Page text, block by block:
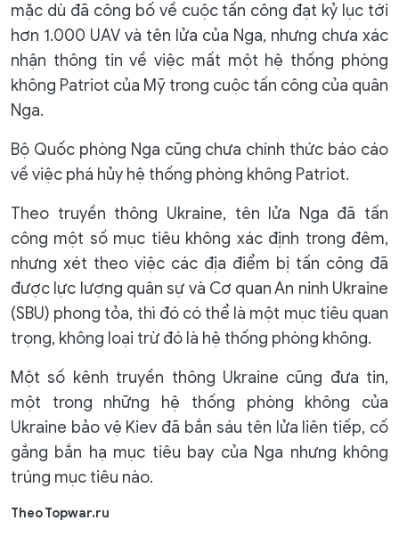
mặc dù đã công bố về cuộc tấn công đạt kỷ lục tới
hơn 1.000 UAV và tên lửa của Nga, nhưng chưa xác
nhận thông tin về việc mất một hệ thống phòng
không Patriot của Mỹ trong cuộc tấn công của quân
Nga.
Bộ Quốc phòng Nga cũng chưa chính thức báo cáo
về việc phá hủy hệ thống phòng không Patriot.
Theo truyền thông Ukraine, tên lửa Nga đã tấn
công một số mục tiêu không xác định trong đêm,
nhưng xét theo việc các địa điểm bị tấn công đã
được lực lượng quân sự và Cơ quan An ninh Ukraine
(SBU) phong tỏa, thì đó có thể là một mục tiêu quan
trọng, không loại trừ đó là hệ thống phòng không.
Một số kênh truyền thông Ukraine cũng đưa tin,
một trong những hệ thống phòng không của
Ukraine bảo vệ Kiev đã bắn sáu tên lửa liên tiếp, cố
gắng bắn hạ mục tiêu bay của Nga nhưng không
trúng mục tiêu nào.
Theo Topwar.ru